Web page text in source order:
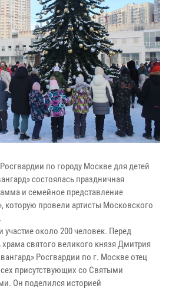
по городу Москве для детей
состоялась праздничная
и семейное представление
которую провели артисты Московского
около 200 человек. Перед
храма святого великого князя Дмитрия
Росгвардии по г. Москве отец
присутствующих со Святыми
Он поделился историей